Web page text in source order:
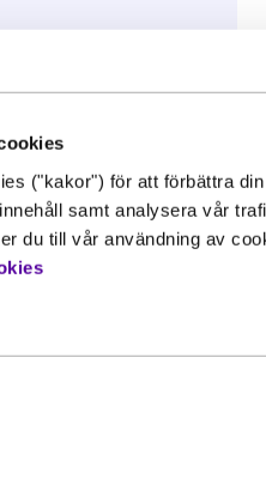
("kakor") för att förbättra
samt analysera vår
du till vår användning av
– hitta rätt
som passar
för att
om den här
utbildningen
behöver du
Det innebär att
Vissa utbildningar